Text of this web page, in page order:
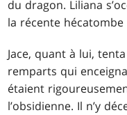
du dragon. Liliana
la récente
Jace, quant à lui,
remparts qui
étaient
l’obsidienne. Il n’y